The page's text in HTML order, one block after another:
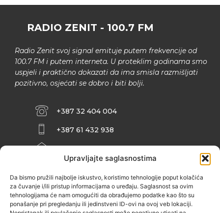
Upravljajte saglasnostima
Da bismo pružili najbolje iskustvo, koristimo tehnologije poput kolačića
za čuvanje i/ili pristup informacijama o uređaju. Saglasnost sa ovim
tehnologijama će nam omogućiti da obrađujemo podatke kao što su
ponašanje pri pregledanju ili jedinstveni ID-ovi na ovoj veb lokaciji.
RADIO ZENIT - 100.7 FM
Radio Zenit svoj signal emituje putem frekvencije od
100.7 FM i putem interneta. U proteklim godinama smo
uspjeli i praktično dokazati da ima smisla razmišljati
pozitivno, osjećati se dobro i biti bolji.
+387 32 404 004
+387 61 432 938
INFO@ZENIT.BA
ZENIČANKA, 3. SPRAT), 72000 ZENICA